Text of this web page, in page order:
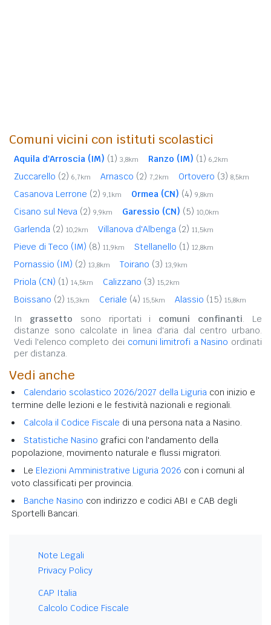
Comuni vicini con istituti scolastici
Aquila d'Arroscia (IM) (1) 3,8km Ranzo (IM) (1) 6,2km
Zuccarello (2) 6,7km Arnasco (2) 7,2km Ortovero (3) 8,5km
Casanova Lerrone (2) 9,1km Ormea (CN) (4) 9,8km
Cisano sul Neva (2) 9,9km Garessio (CN) (5) 10,0km
Garlenda (2) 10,2km Villanova d'Albenga (2) 11,5km
Pieve di Teco (IM) (8) 11,9km Stellanello (1) 12,8km
Pornassio (IM) (2) 13,8km Toirano (3) 13,9km
Priola (CN) (1) 14,5km Calizzano (3) 15,2km
Boissano (2) 15,3km Ceriale (4) 15,5km Alassio (15) 15,8km
In grassetto sono riportati i comuni confinanti. Le
distanze sono calcolate in linea d'aria dal centro urbano.
Vedi l'elenco completo dei comuni limitrofi a Nasino ordinati
per distanza.
Vedi anche
Calendario scolastico 2026/2027 della Liguria con inizio e
termine delle lezioni e le festività nazionali e regionali.
Calcola il Codice Fiscale di una persona nata a Nasino.
Statistiche Nasino grafici con l'andamento della
popolazione, movimento naturale e flussi migratori.
Le Elezioni Amministrative Liguria 2026 con i comuni al
voto classificati per provincia.
Banche Nasino con indirizzo e codici ABI e CAB degli
Sportelli Bancari.
Note Legali
Privacy Policy
CAP Italia
Calcolo Codice Fiscale